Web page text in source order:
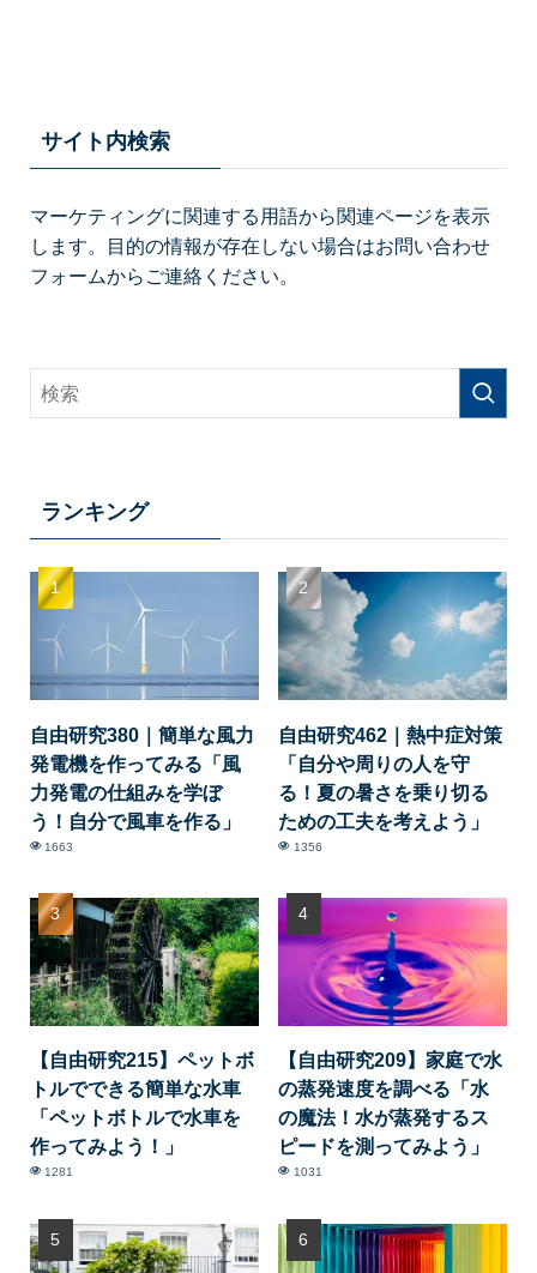
サイト内検索
マーケティングに関連する用語から関連ページを表示
します。目的の情報が存在しない場合はお問い合わせ
フォームからご連絡ください。
ランキング
自由研究380｜簡単な風力
発電機を作ってみる「風
力発電の仕組みを学ぼ
う！自分で風車を作る」
1663
自由研究462｜熱中症対策
「自分や周りの人を守
る！夏の暑さを乗り切る
ための工夫を考えよう」
1356
【自由研究215】ペットボ
トルでできる簡単な水車
「ペットボトルで水車を
作ってみよう！」
1281
【自由研究209】家庭で水
の蒸発速度を調べる「水
の魔法！水が蒸発するス
ピードを測ってみよう」
1031